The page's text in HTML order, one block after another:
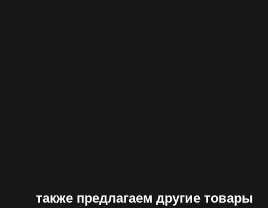
также предлагаем другие товары